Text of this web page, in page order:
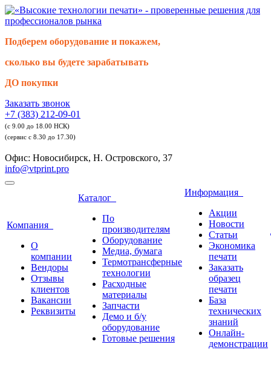
Подберем оборудование и покажем,
сколько вы будете зарабатывать
ДО покупки
Заказать звонок
+7 (383) 212-09-01
(с 9.00 до 18.00 НСК)
(сервис с 8.30 до 17.30)
Офис: Новосибирск, Н. Островского, 37
info@vtprint.pro
Компания
О
компании
Вендоры
Отзывы
клиентов
Вакансии
Реквизиты
Каталог
По
производителям
Оборудование
Медиа, бумага
Термотрансферные
технологии
Расходные
материалы
Запчасти
Демо и б/у
оборудование
Готовые решения
Информация
Акции
Новости
Статьи
Экономика
печати
Заказать
образец
печати
База
технических
знаний
Онлайн-
демонстрации